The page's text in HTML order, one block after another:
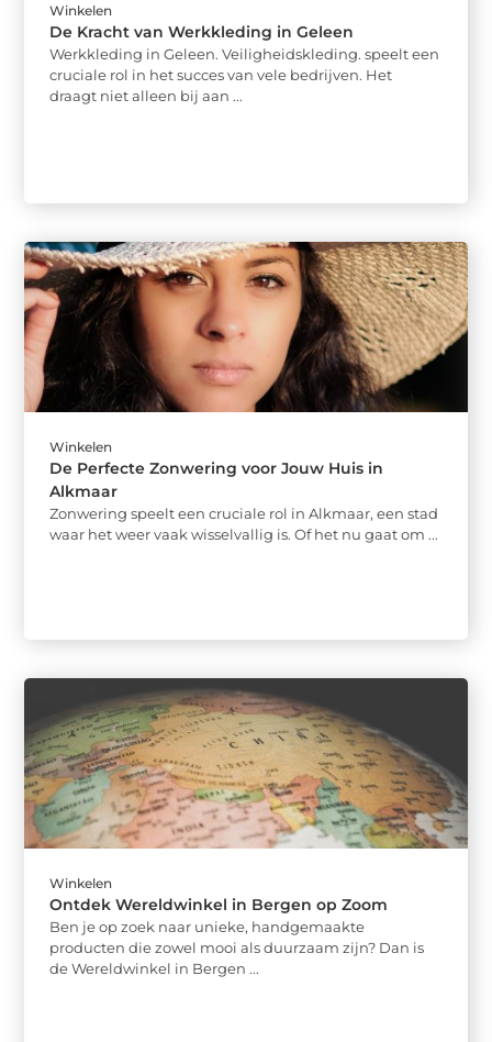
Winkelen
De Kracht van Werkkleding in Geleen
Werkkleding in Geleen. Veiligheidskleding. speelt een
cruciale rol in het succes van vele bedrijven. Het
draagt niet alleen bij aan ...
Winkelen
De Perfecte Zonwering voor Jouw Huis in
Alkmaar
Zonwering speelt een cruciale rol in Alkmaar, een stad
waar het weer vaak wisselvallig is. Of het nu gaat om ...
Winkelen
Ontdek Wereldwinkel in Bergen op Zoom
Ben je op zoek naar unieke, handgemaakte
producten die zowel mooi als duurzaam zijn? Dan is
de Wereldwinkel in Bergen ...